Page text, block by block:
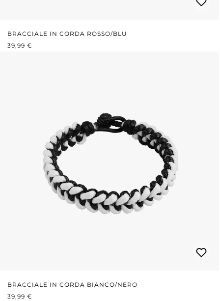
BRACCIALE IN CORDA ROSSO/BLU
PREZZO NORMALE:
39,99 €
BRACCIALE IN CORDA BIANCO/NERO
PREZZO NORMALE:
39,99 €